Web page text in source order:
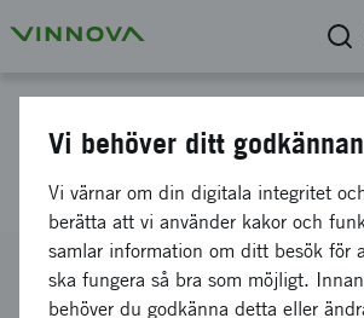
CirkelAI
Diarienummer
2023-02849
Vi behöver ditt
Vi värnar om din digitala integritet
berätta att vi använder kakor och
samlar information om ditt besök för
ska fungera så bra som möjligt.
behöver du godkänna detta eller